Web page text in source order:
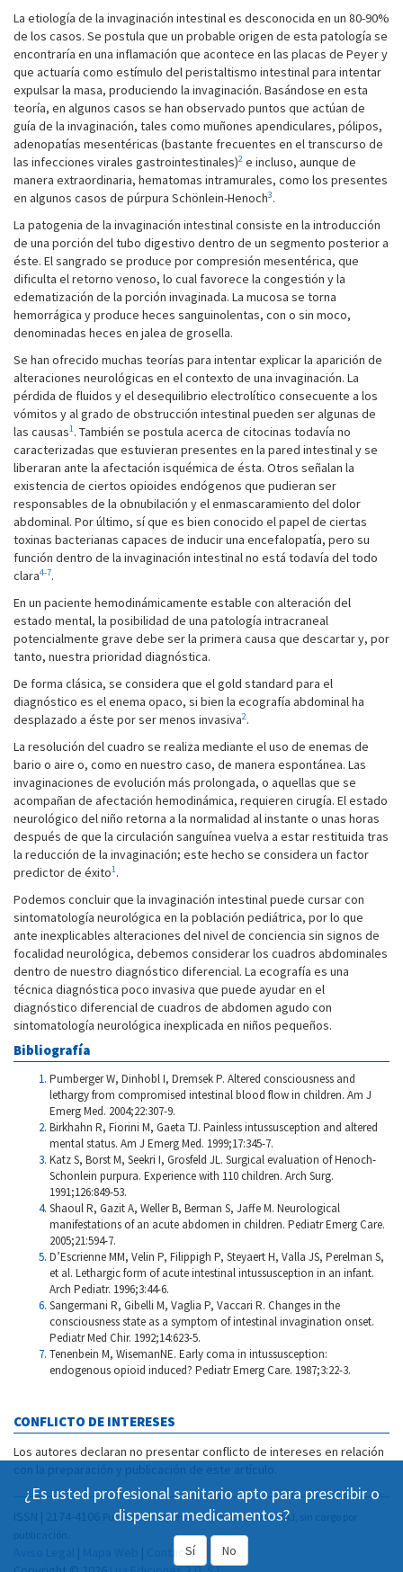
La etiología de la invaginación intestinal es desconocida en un 80-90%
de los casos. Se postula que un probable origen de esta patología se
encontraría en una inflamación que acontece en las placas de Peyer y
que actuaría como estímulo del peristaltismo intestinal para intentar
expulsar la masa, produciendo la invaginación. Basándose en esta
teoría, en algunos casos se han observado puntos que actúan de
guía de la invaginación, tales como muñones apendiculares, pólipos,
adenopatías mesentéricas (bastante frecuentes en el transcurso de
las infecciones virales gastrointestinales)2 e incluso, aunque de
manera extraordinaria, hematomas intramurales, como los presentes
en algunos casos de púrpura Schönlein-Henoch3.
La patogenia de la invaginación intestinal consiste en la introducción
de una porción del tubo digestivo dentro de un segmento posterior a
éste. El sangrado se produce por compresión mesentérica, que
dificulta el retorno venoso, lo cual favorece la congestión y la
edematización de la porción invaginada. La mucosa se torna
hemorrágica y produce heces sanguinolentas, con o sin moco,
denominadas heces en jalea de grosella.
Se han ofrecido muchas teorías para intentar explicar la aparición de
alteraciones neurológicas en el contexto de una invaginación. La
pérdida de fluidos y el desequilibrio electrolítico consecuente a los
vómitos y al grado de obstrucción intestinal pueden ser algunas de
las causas1. También se postula acerca de citocinas todavía no
caracterizadas que estuvieran presentes en la pared intestinal y se
liberaran ante la afectación isquémica de ésta. Otros señalan la
existencia de ciertos opioides endógenos que pudieran ser
responsables de la obnubilación y el enmascaramiento del dolor
abdominal. Por último, sí que es bien conocido el papel de ciertas
toxinas bacterianas capaces de inducir una encefalopatía, pero su
función dentro de la invaginación intestinal no está todavía del todo
clara4-7.
En un paciente hemodinámicamente estable con alteración del
estado mental, la posibilidad de una patología intracraneal
potencialmente grave debe ser la primera causa que descartar y, por
tanto, nuestra prioridad diagnóstica.
De forma clásica, se considera que el gold standard para el
diagnóstico es el enema opaco, si bien la ecografía abdominal ha
desplazado a éste por ser menos invasiva2.
La resolución del cuadro se realiza mediante el uso de enemas de
bario o aire o, como en nuestro caso, de manera espontánea. Las
invaginaciones de evolución más prolongada, o aquellas que se
acompañan de afectación hemodinámica, requieren cirugía. El estado
neurológico del niño retorna a la normalidad al instante o unas horas
después de que la circulación sanguínea vuelva a estar restituida tras
la reducción de la invaginación; este hecho se considera un factor
predictor de éxito1.
Podemos concluir que la invaginación intestinal puede cursar con
sintomatología neurológica en la población pediátrica, por lo que
ante inexplicables alteraciones del nivel de conciencia sin signos de
focalidad neurológica, debemos considerar los cuadros abdominales
dentro de nuestro diagnóstico diferencial. La ecografía es una
técnica diagnóstica poco invasiva que puede ayudar en el
diagnóstico diferencial de cuadros de abdomen agudo con
sintomatología neurológica inexplicada en niños pequeños.
Bibliografía
Pumberger W, Dinhobl I, Dremsek P. Altered consciousness and
lethargy from compromised intestinal blood flow in children. Am J
Emerg Med. 2004;22:307-9.
Birkhahn R, Fiorini M, Gaeta TJ. Painless intussusception and altered
mental status. Am J Emerg Med. 1999;17:345-7.
Katz S, Borst M, Seekri I, Grosfeld JL. Surgical evaluation of Henoch-
Schonlein purpura. Experience with 110 children. Arch Surg.
1991;126:849-53.
Shaoul R, Gazit A, Weller B, Berman S, Jaffe M. Neurological
manifestations of an acute abdomen in children. Pediatr Emerg Care.
2005;21:594-7.
D’Escrienne MM, Velin P, Filippigh P, Steyaert H, Valla JS, Perelman S,
et al. Lethargic form of acute intestinal intussusception in an infant.
Arch Pediatr. 1996;3:44-6.
Sangermani R, Gibelli M, Vaglia P, Vaccari R. Changes in the
consciousness state as a symptom of intestinal invagination onset.
Pediatr Med Chir. 1992;14:623-5.
Tenenbein M, WisemanNE. Early coma in intussusception:
endogenous opioid induced? Pediatr Emerg Care. 1987;3:22-3.
CONFLICTO DE INTERESES
Los autores declaran no presentar conflicto de intereses en relación
¿Es usted profesional sanitario apto para prescribir o
dispensar medicamentos?
Sí No
Publicación Open Acess, incluida en DOAJ, sin cargo por
Contacto